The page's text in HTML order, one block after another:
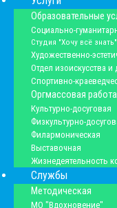
Образовательные
Социально-
Студия "Хочу всё знать"
Художественно-
Отдел изоискусства
Спортивно-
Оргмассовая работа
Культурно-досуговая
Физкультурно-
Филармоническая
Выставочная
Жизнедеятельность
Службы
Методическая
МО "Вдохновение"